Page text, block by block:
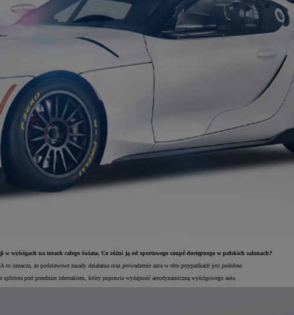
wyścigach na torach całego świata. Co różni ją od sportowego coupé dostępnego w polskich salonach?
że podstawowe zasady działania oraz prowadzenie auta w obu przypadkach jest podobne.
pod przednim zderzakiem, który poprawia wydajność aerodynamiczną wyścigowego auta.